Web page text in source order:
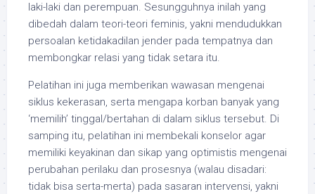
laki-laki dan perempuan. Sesungguhnya inilah yang
dibedah dalam teori-teori feminis, yakni mendudukkan
persoalan ketidakadilan jender pada tempatnya dan
membongkar relasi yang tidak setara itu.
Pelatihan ini juga memberikan wawasan mengenai
siklus kekerasan, serta mengapa korban banyak yang
‘memilih’ tinggal/bertahan di dalam siklus tersebut. Di
samping itu, pelatihan ini membekali konselor agar
memiliki keyakinan dan sikap yang optimistis mengenai
perubahan perilaku dan prosesnya (walau disadari:
tidak bisa serta-merta) pada sasaran intervensi, yakni